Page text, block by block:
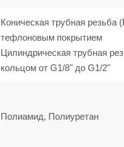
Коническая трубная резьба
тефлоновым покрытием
Цилиндрическая трубная
кольцом от G1/8" до G1/2"
Полиамид, Полиуретан